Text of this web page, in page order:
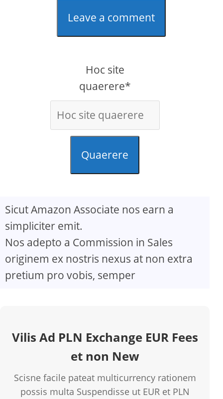
Leave a comment
Hoc site
quaerere*
Quaerere
Sicut Amazon Associate nos earn a
simpliciter emit.
Nos adepto a Commission in Sales
originem ex nostris nexus at non extra
pretium pro vobis, semper
Vilis Ad PLN Exchange EUR Fees
et non New
Scisne facile pateat multicurrency rationem
possis multa Suspendisse ut EUR et PLN